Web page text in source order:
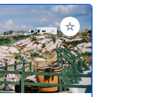
Voeg toe aan je favorieten